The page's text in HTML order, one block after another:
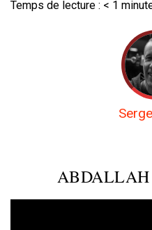
Temps de lecture : < 1